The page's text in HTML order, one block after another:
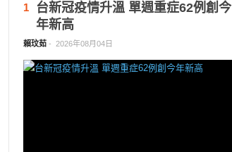
1
台新冠疫情升溫 單週重症62例創今
年新高
賴玟茹 - 2026年08月04日